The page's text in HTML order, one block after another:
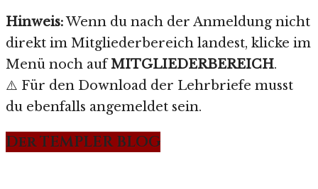
Hinweis:Wenn du nach der Anmeldung nicht
direkt im Mitgliederbereich landest, klicke im
Menü noch aufMITGLIEDERBEREICH.
⚠️ Für den Download der Lehrbriefe musst
du ebenfalls angemeldet sein.
Der TEMPLER BLOG